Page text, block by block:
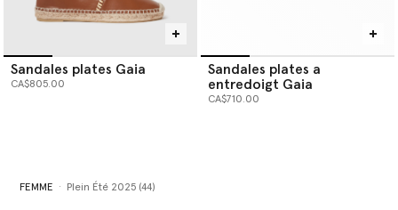
Sandales plates Gaia
CA$805.00
Sandales plates a
entredoigt Gaia
CA$710.00
FEMME Plein Été 2025 (44)